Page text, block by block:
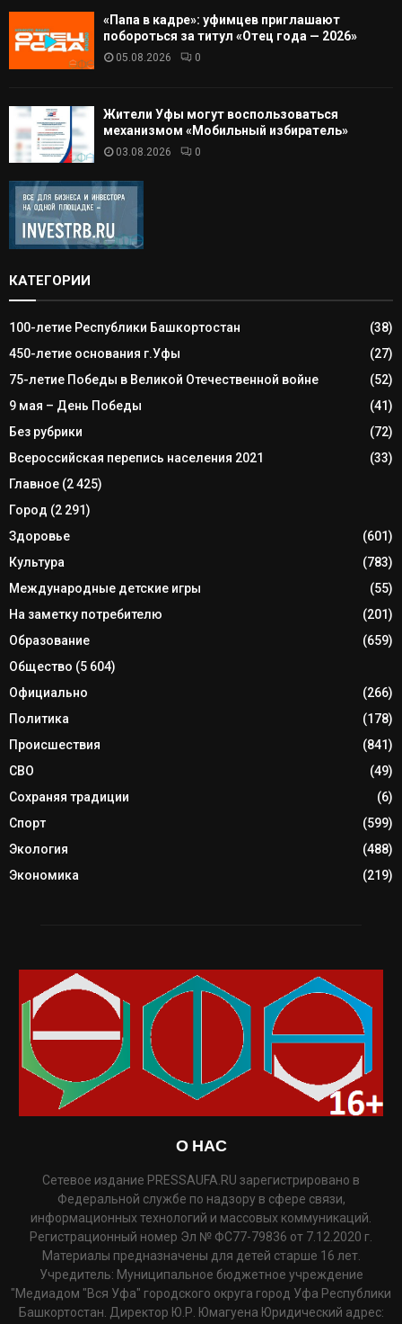
«Папа в кадре»: уфимцев приглашают
побороться за титул «Отец года — 2026»
05.08.2026 0
Жители Уфы могут воспользоваться
механизмом «Мобильный избиратель»
03.08.2026 0
КАТЕГОРИИ
100-летие Республики Башкортостан
(38)
450-летие основания г.Уфы
(27)
75-летие Победы в Великой Отечественной войне
(52)
9 мая – День Победы
(41)
Без рубрики
(72)
Всероссийская перепись населения 2021
(33)
Главное (2 425)
Город (2 291)
Здоровье
(601)
Культура
(783)
Международные детские игры
(55)
На заметку потребителю
(201)
Образование
(659)
Общество (5 604)
Официально
(266)
Политика
(178)
Происшествия
(841)
СВО
(49)
Сохраняя традиции
(6)
Спорт
(599)
Экология
(488)
Экономика
(219)
О НАС
Сетевое издание PRESSAUFA.RU зарегистрировано в
Федеральной службе по надзору в сфере связи,
информационных технологий и массовых коммуникаций.
Регистрационный номер Эл № ФС77-79836 от 7.12.2020 г.
Материалы предназначены для детей старше 16 лет.
Учредитель: Муниципальное бюджетное учреждение
"Медиадом "Вся Уфа" городского округа город Уфа Республики
Башкортостан. Директор Ю.Р. Юмагуена Юридический адрес: